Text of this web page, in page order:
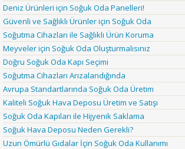
Deniz Ürünleri için Soğuk Oda Panelleri!
Güvenli ve Sağlıklı Ürünler için Soğuk Oda
Soğutma Cihazları ile Sağlıklı Ürün Koruma
Meyveler için Soğuk Oda Oluşturmalısınız
Doğru Soğuk Oda Kapı Seçimi
Soğutma Cihazları Arızalandığında
Avrupa Standartlarında Soğuk Oda Üretim
Kaliteli Soğuk Hava Deposu Üretim ve Satışı
Soğuk Oda Kapıları ile Hijyenik Saklama
Soğuk Hava Deposu Neden Gerekli?
Uzun Ömürlü Gıdalar İçin Soğuk Oda Kullanımı